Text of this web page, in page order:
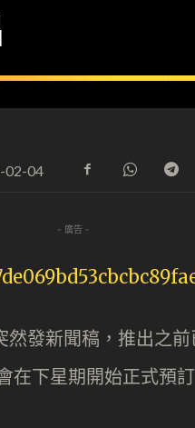
02-04
- 廣告 -
發新聞稿，推出之
在下星期開始正式預